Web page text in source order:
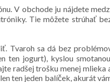
V obchode ju nájdete
Tie môžete strúhať
Tvaroh sa dá bez
ten jogurt), kyslou
radšej trošku menej mlieka
ten jeden balíček, akurát